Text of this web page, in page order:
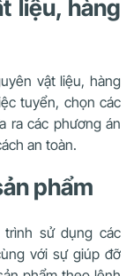
liệu, hàng
vật liệu, hàng
tuyển, chọn các
ra các phương án
an toàn.
phẩm
sử dụng các
với sự giúp đỡ